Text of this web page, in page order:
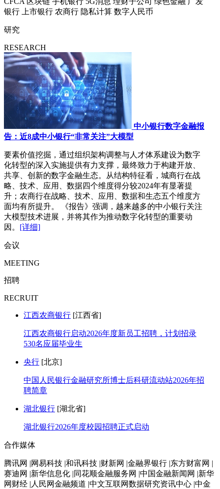
银行
上市银行 农商行 隐私计算 数字人民币
研究
RESEARCH
中小银行数字金融报
告：近8成中小银行“非常关注”大模型
要素价值挖掘，通过组织架构调整与人才体系建设为数字
化转型的深入实施提供有力支撑，最终致力于构建开放、
共享、创新的数字金融生态。从结构特征看，城商行在战
略、技术、应用、数据四个维度得分较2024年有显著提
升；农商行在战略、技术、应用、数据和生态五个维度方
面均有所提升。 《报告》强调，越来越多的中小银行关注
大模型技术进展，并将其作为推动数字化转型的重要动
因。 [详细]
会议
MEETING
招聘
RECRUIT
江西农商银行 [江西省]
江西农商银行启动2026年度新员工招聘，计划招录
530名应届毕业生
央行 [北京]
中国人民银行金融研究所博士后科研流动站2026年招
聘简章
湖北银行 [湖北省]
湖北银行2026年度校园招聘正式启动
合作媒体
腾讯网 |网易科技 |和讯科技 |财新网 |金融界银行 |东方财富网 |
赛迪网 |新华信息化 |同花顺金融服务网 |中国金融新闻网 |新华
网财经 |人民网金融频道 |中文互联网数据研究资讯中心 |中金